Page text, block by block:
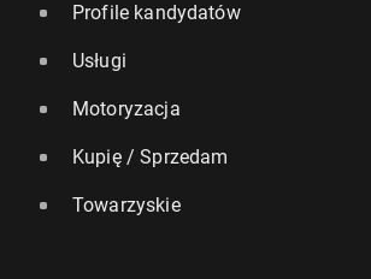
Profile kandydatów
Usługi
Motoryzacja
Kupię / Sprzedam
Towarzyskie